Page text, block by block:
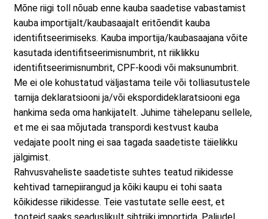
Mõne riigi toll nõuab enne kauba saadetise vabastamist
kauba importijalt/kaubasaajalt eritõendit kauba
identifitseerimiseks. Kauba importija/kaubasaajana võite
kasutada identifitseerimisnumbrit, nt riiklikku
identifitseerimisnumbrit, CPF-koodi või maksunumbrit.
Me ei ole kohustatud väljastama teile või tolliasutustele
tarnija deklaratsiooni ja/või ekspordideklaratsiooni ega
hankima seda oma hankijatelt. Juhime tähelepanu sellele,
et me ei saa mõjutada transpordi kestvust kauba
vedajate poolt ning ei saa tagada saadetiste täielikku
jälgimist.
Rahvusvaheliste saadetiste suhtes teatud riikidesse
kehtivad tarnepiirangud ja kõiki kaupu ei tohi saata
kõikidesse riikidesse. Teie vastutate selle eest, et